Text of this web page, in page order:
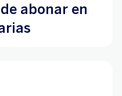
abonar en